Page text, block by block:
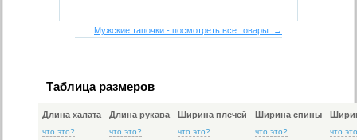
Мужские тапочки - посмотреть все товары →
Таблица размеров
Длина халата
что это?
Длина рукава
что это?
Ширина плечей
что это?
Ширина спины
что это? что